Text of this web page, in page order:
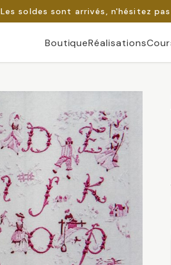
Les soldes sont arrivés, n'hésitez
BoutiqueRéalisations